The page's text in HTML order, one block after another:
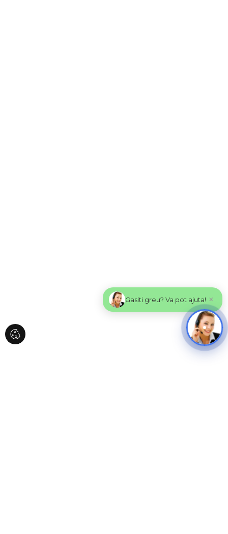
Gasiti greu? Va pot ajuta! ×